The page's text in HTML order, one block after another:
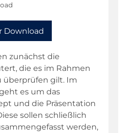
Download
zunächst die
die es im Rahmen
überprüfen gilt. Im
es um das
und die Präsentation
sollen schließlich
werden,